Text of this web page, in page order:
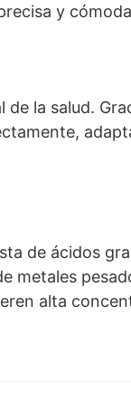
y
la salud.
de ácidos
metales
alta